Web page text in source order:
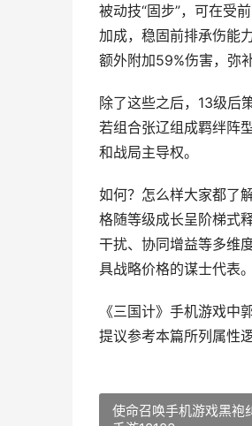
被动技“固步”，可在受
加成，稳固前排承伤能
额外附加59%伤害，弥
除了这些之后，13级后
若组合张辽组成羁绊阵
和战局主导权。
如何？怎么样大家都了
格随等级成长呈阶梯式
干扰、协同增益等多维
具战略价格的谋士代表。
《三国计》手机游戏中
提议参考本篇所列属性
使命召唤手机游戏黑袍